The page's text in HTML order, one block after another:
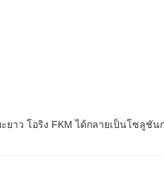
ยาว โอริง FKM ได้กลายเป็นโซลูชัน